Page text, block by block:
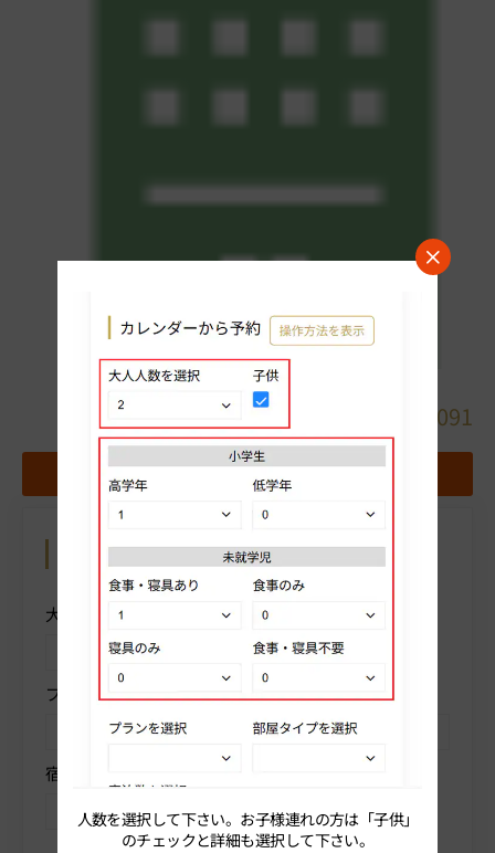
人数を選択して下さい。お子様連れの方は「子供」
のチェックと詳細も選択して下さい。
0570-031-091
地図
お気に入りホテルに追加する
カレンダーから予約 操作方法を表示
大人人数を選択 子供
プランを選択 部屋タイプを選択
宿泊数を選択